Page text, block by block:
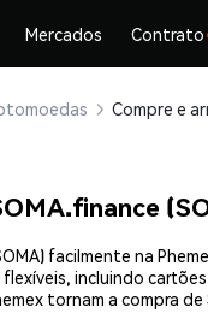
Mercados Contrato
facilmente na
incluindo
tornam a compra